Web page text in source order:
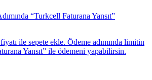
“Turkcell Faturana Yansıt”
ile sepete ekle. Ödeme adımında limitin
Yansıt” ile ödemeni yapabilirsin.